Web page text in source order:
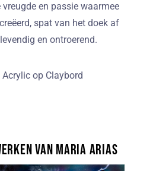
en passie waarmee
spat van het doek af
en ontroerend.
op Claybord
van Maria Arias